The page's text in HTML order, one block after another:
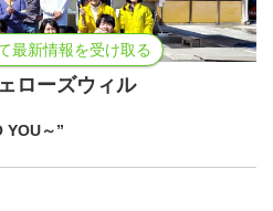
最新情報を受け取る
ローズウィル
～”